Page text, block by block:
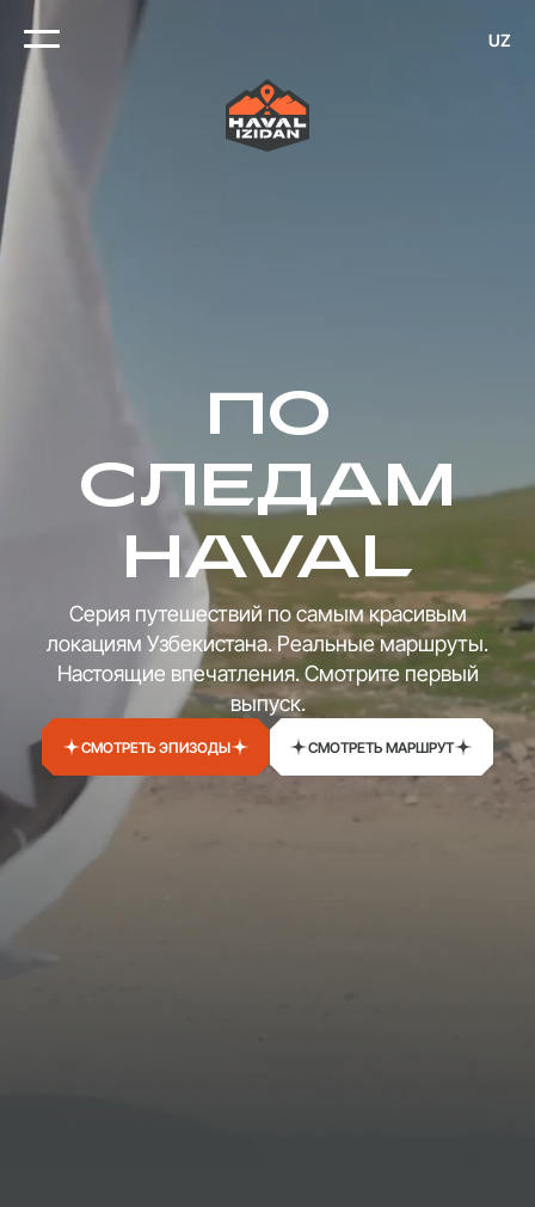
UZ
ПО
СЛЕДАМ
HAVAL
Серия путешествий по самым красивым
локациям Узбекистана. Реальные маршруты.
Настоящие впечатления. Смотрите первый
выпуск.
СМОТРЕТЬ ЭПИЗОДЫ СМОТРЕТЬ МАРШРУТ